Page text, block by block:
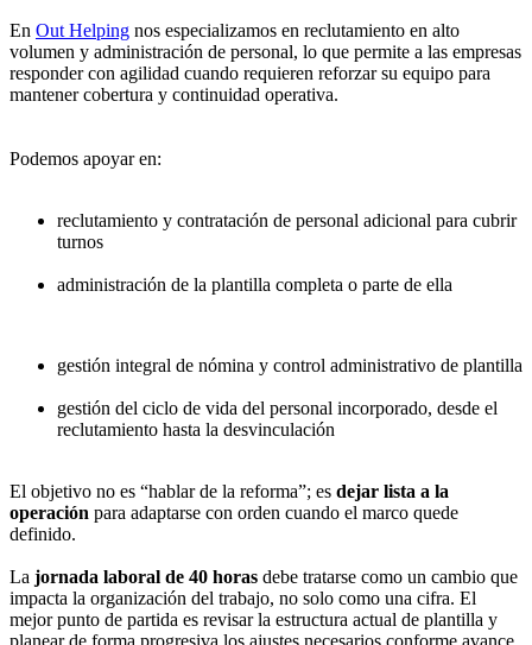
En Out Helping nos especializamos en reclutamiento en alto
volumen y administración de personal, lo que permite a las empresas
responder con agilidad cuando requieren reforzar su equipo para
mantener cobertura y continuidad operativa.
Podemos apoyar en:
reclutamiento y contratación de personal adicional para cubrir
turnos
administración de la plantilla completa o parte de ella
gestión integral de nómina y control administrativo de plantilla
gestión del ciclo de vida del personal incorporado, desde el
reclutamiento hasta la desvinculación
El objetivo no es “hablar de la reforma”; es dejar lista a la
operación para adaptarse con orden cuando el marco quede
definido.
La jornada laboral de 40 horas debe tratarse como un cambio que
impacta la organización del trabajo, no solo como una cifra. El
mejor punto de partida es revisar la estructura actual de plantilla y
planear de forma progresiva los ajustes necesarios conforme avance